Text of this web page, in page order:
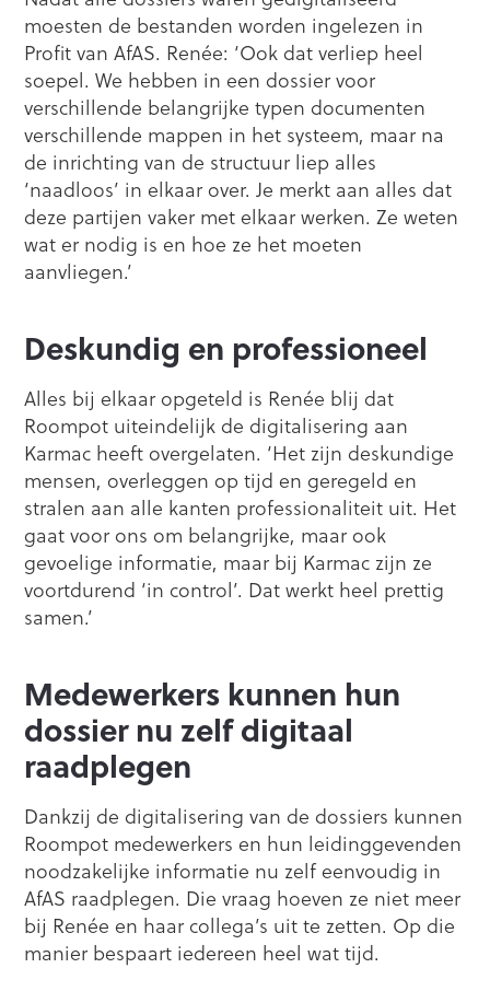
moesten de bestanden worden ingelezen in
Profit van AfAS. Renée: ‘Ook dat verliep heel
soepel. We hebben in een dossier voor
verschillende belangrijke typen documenten
verschillende mappen in het systeem, maar na
de inrichting van de structuur liep alles
‘naadloos’ in elkaar over. Je merkt aan alles dat
deze partijen vaker met elkaar werken. Ze weten
wat er nodig is en hoe ze het moeten
aanvliegen.’
Deskundig en professioneel
Alles bij elkaar opgeteld is Renée blij dat
Roompot uiteindelijk de digitalisering aan
Karmac heeft overgelaten. ‘Het zijn deskundige
mensen, overleggen op tijd en geregeld en
stralen aan alle kanten professionaliteit uit. Het
gaat voor ons om belangrijke, maar ook
gevoelige informatie, maar bij Karmac zijn ze
voortdurend ‘in control’. Dat werkt heel prettig
samen.’
Medewerkers kunnen hun
dossier nu zelf digitaal
raadplegen
Dankzij de digitalisering van de dossiers kunnen
Roompot medewerkers en hun leidinggevenden
noodzakelijke informatie nu zelf eenvoudig in
AfAS raadplegen. Die vraag hoeven ze niet meer
bij Renée en haar collega’s uit te zetten. Op die
manier bespaart iedereen heel wat tijd.